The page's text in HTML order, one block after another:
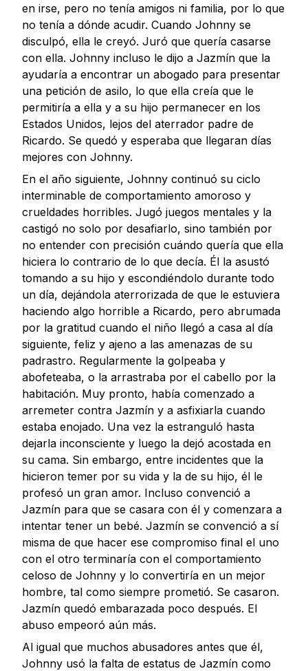
en irse, pero no tenía amigos ni familia, por lo que
no tenía a dónde acudir. Cuando Johnny se
disculpó, ella le creyó. Juró que quería casarse
con ella. Johnny incluso le dijo a Jazmín que la
ayudaría a encontrar un abogado para presentar
una petición de asilo, lo que ella creía que le
permitiría a ella y a su hijo permanecer en los
Estados Unidos, lejos del aterrador padre de
Ricardo. Se quedó y esperaba que llegaran días
mejores con Johnny.
En el año siguiente, Johnny continuó su ciclo
interminable de comportamiento amoroso y
crueldades horribles. Jugó juegos mentales y la
castigó no solo por desafiarlo, sino también por
no entender con precisión cuándo quería que ella
hiciera lo contrario de lo que decía. Él la asustó
tomando a su hijo y escondiéndolo durante todo
un día, dejándola aterrorizada de que le estuviera
haciendo algo horrible a Ricardo, pero abrumada
por la gratitud cuando el niño llegó a casa al día
siguiente, feliz y ajeno a las amenazas de su
padrastro. Regularmente la golpeaba y
abofeteaba, o la arrastraba por el cabello por la
habitación. Muy pronto, había comenzado a
arremeter contra Jazmín y a asfixiarla cuando
estaba enojado. Una vez la estranguló hasta
dejarla inconsciente y luego la dejó acostada en
su cama. Sin embargo, entre incidentes que la
hicieron temer por su vida y la de su hijo, él le
profesó un gran amor. Incluso convenció a
Jazmín para que se casara con él y comenzara a
intentar tener un bebé. Jazmín se convenció a sí
misma de que hacer ese compromiso final el uno
con el otro terminaría con el comportamiento
celoso de Johnny y lo convertiría en un mejor
hombre, tal como siempre prometió. Se casaron.
Jazmín quedó embarazada poco después. El
abuso empeoró aún más.
Al igual que muchos abusadores antes que él,
Johnny usó la falta de estatus de Jazmín como